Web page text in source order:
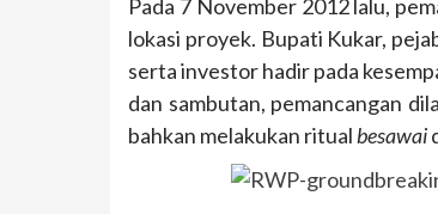
Pada 7 November 2012 lalu,
lokasi proyek. Bupati Kukar,
serta investor hadir pada
dan sambutan, pemancangan
bahkan melakukan ritual besawai